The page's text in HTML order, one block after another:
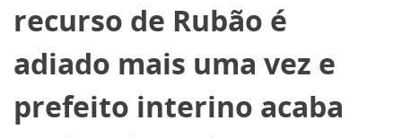
Cidades
Política
Opinião
recurso de Rubão é
adiado mais uma vez e
prefeito interino acaba